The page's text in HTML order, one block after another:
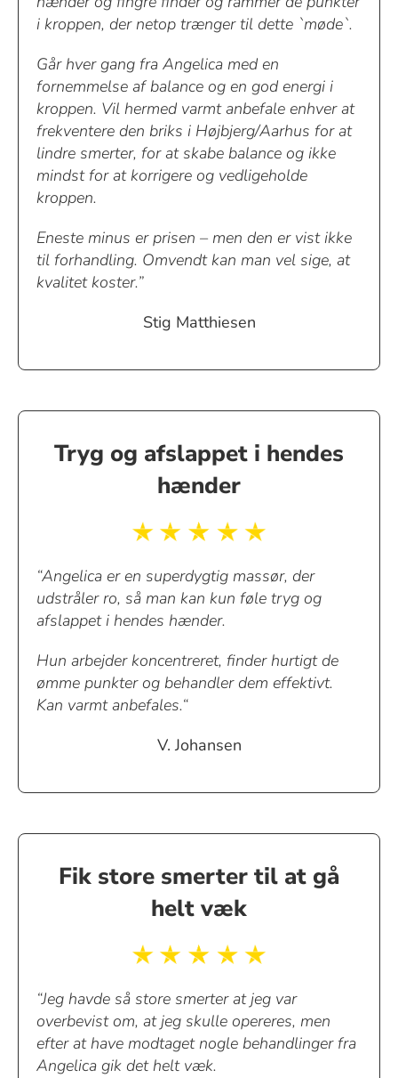
i kroppen, der netop trænger til dette `møde`.
Går hver gang fra Angelica med en
fornemmelse af balance og en god energi i
kroppen. Vil hermed varmt anbefale enhver at
frekventere den briks i Højbjerg/Aarhus for at
lindre smerter, for at skabe balance og ikke
mindst for at korrigere og vedligeholde
kroppen.
Eneste minus er prisen – men den er vist ikke
til forhandling. Omvendt kan man vel sige, at
kvalitet koster.”
Stig Matthiesen
Tryg og afslappet i hendes
hænder
“Angelica er en superdygtig massør, der
udstråler ro, så man kan kun føle tryg og
afslappet i hendes hænder.
Hun arbejder koncentreret, finder hurtigt de
ømme punkter og behandler dem effektivt.
Kan varmt anbefales.“
V. Johansen
Fik store smerter til at gå
helt væk
“Jeg havde så store smerter at jeg var
overbevist om, at jeg skulle opereres, men
efter at have modtaget nogle behandlinger fra
Angelica gik det helt væk.